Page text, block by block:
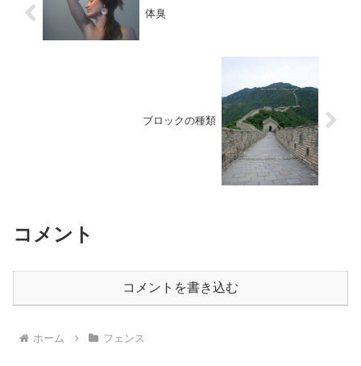
体臭
ブロックの種類
コメント
コメントを書き込む
ホーム フェンス